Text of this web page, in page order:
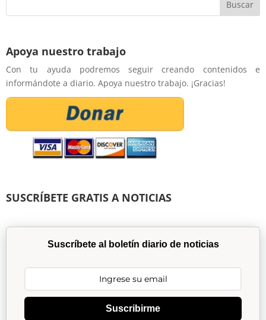
Apoya nuestro trabajo
Con tu ayuda podremos seguir creando contenidos e
informándote a diario. Apoya nuestro trabajo. ¡Gracias!
SUSCRÍBETE GRATIS A NOTICIAS
Suscríbete al boletín diario de noticias
Suscribirme